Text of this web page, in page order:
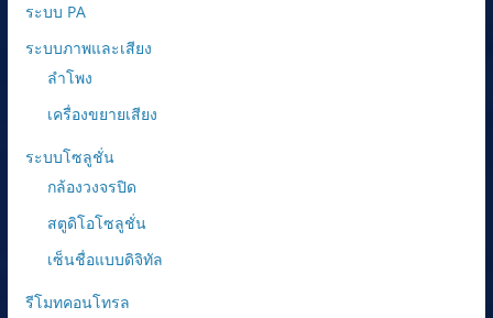
ระบบ PA
ระบบภาพและเสียง
ลำโพง
เครื่องขยายเสียง
ระบบโซลูชั่น
กล้องวงจรปิด
สตูดิโอโซลูชั่น
เซ็นชื่อแบบดิจิทัล
รีโมทคอนโทรล